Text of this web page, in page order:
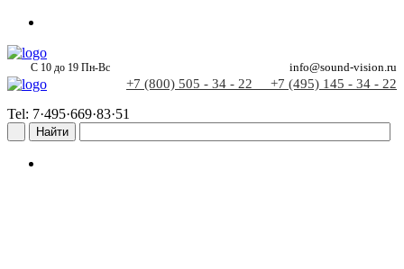
С 10 до 19 Пн-Вс info@sound-vision.ru
+7 (800) 505 - 34 - 22 +7 (495) 145 - 34 - 22
Tel: 7·495·669·83·51